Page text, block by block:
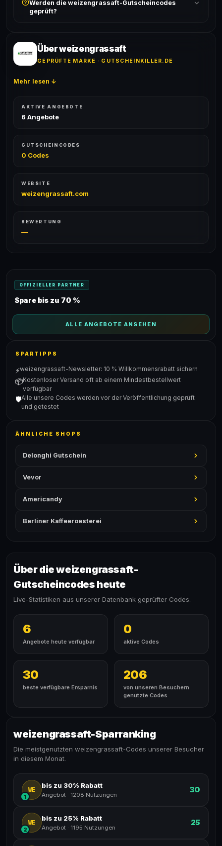
akzeptiert. Die Kombination mehrerer Codes ist meist
ausgeschlossen, sofern die Angebotsbedingungen
Werden die weizengrassaft-Gutscheincodes
geprüft?
Erfolgsquote wird bei jedem Angebot angezeigt.
Über weizengrassaft
GEPRÜFTE MARKE · GUTSCHEINKILLER.DE
Mehr lesen ↓
AKTIVE ANGEBOTE
6 Angebote
GUTSCHEINCODES
0 Codes
WEBSITE
weizengrassaft.com
BEWERTUNG
—
OFFIZIELLER PARTNER
Spare bis zu 70 %
ALLE ANGEBOTE ANSEHEN
SPARTIPPS
⚡weizengrassaft-Newsletter: 10 % Willkommensrabatt sichern
📦Kostenloser Versand oft ab einem Mindestbestellwert
verfügbar
🛡️Alle unsere Codes werden vor der Veröffentlichung geprüft
und getestet
ÄHNLICHE SHOPS
Delonghi Gutschein
Vevor
Americandy
Berliner Kaffeeroesterei
Über die weizengrassaft-
Gutscheincodes heute
Live-Statistiken aus unserer Datenbank geprüfter Codes.
6
Angebote heute verfügbar
0
aktive Codes
30
beste verfügbare Ersparnis
206
von unseren Besuchern
genutzte Codes
weizengrassaft-Sparranking
Die meistgenutzten weizengrassaft-Codes unserer Besucher
in diesem Monat.
WE
1
bis zu 30% Rabatt
Angebot · 1208 Nutzungen
30
WE
2
bis zu 25% Rabatt
Angebot · 1195 Nutzungen
25